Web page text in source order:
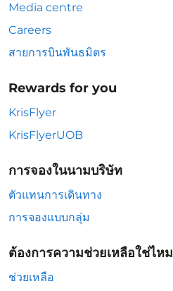
Media centre
Careers
สายการบินพันธมิตร
Rewards for you
KrisFlyer
KrisFlyerUOB
การจองในนามบริษัท
ตัวแทนการเดินทาง
การจองแบบกลุ่ม
ต้องการความช่วยเหลือใช่ไหม
ช่วยเหลือ